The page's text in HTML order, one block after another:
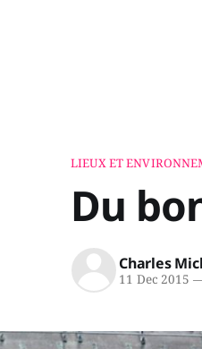
LIEUX ET
Du
Charles
11 Dec 2015